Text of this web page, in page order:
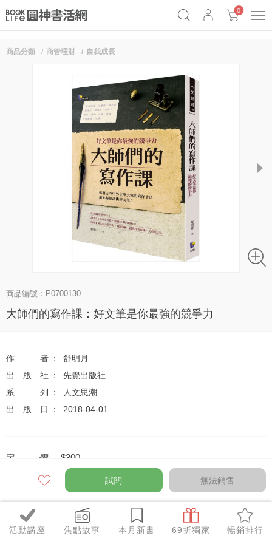
0
活動講座 焦點故事 本月新書 69折獨家 暢銷排行
商品分類 商管理財 自我成長
next
商品編號：P0700130
大師們的寫作課：好文筆是你最強的競爭力
作者
舒明月
出版社
先覺出版社
系列
人文思潮
出版日
2018-04-01
定價 $300
優惠價 $237元
全網任10件75折（獨家及特惠品除外）
試閱 無法銷售